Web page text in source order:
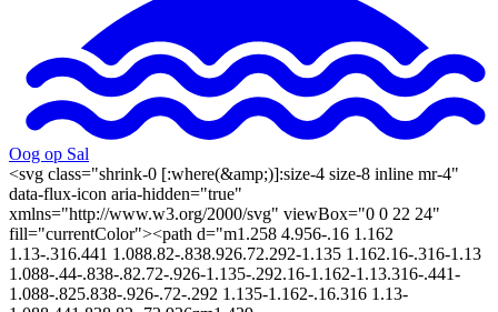
Oog op Sal
<svg class="shrink-0 [:where(&amp;)]:size-4 size-8 inline mr-4"
data-flux-icon aria-hidden="true"
xmlns="http://www.w3.org/2000/svg" viewBox="0 0 22 24"
fill="currentColor"><path d="m1.258 4.956-.16 1.162
1.13-.316.441 1.088.82-.838.926.72.292-1.135 1.162.16-.316-1.13
1.088-.44-.838-.82.72-.926-1.135-.292.16-1.162-1.13.316-.441-
1.088-.825.838-.926-.72-.292 1.135-1.162-.16.316 1.13-